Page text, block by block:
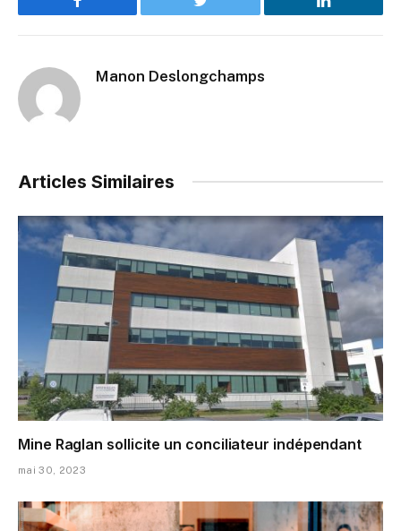
Facebook Twitter LinkedIn
Manon Deslongchamps
Articles Similaires
Mine Raglan sollicite un conciliateur indépendant
mai 30, 2023